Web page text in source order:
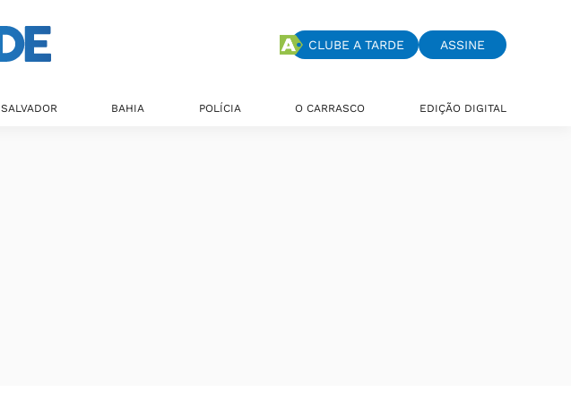
CLUBE A TARDE ASSINE
SALVADOR BAHIA POLÍCIA O CARRASCO EDIÇÃO DIGITAL